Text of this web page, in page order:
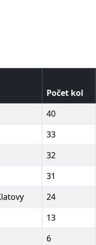
Počet kol
40
33
32
31
24
13
6